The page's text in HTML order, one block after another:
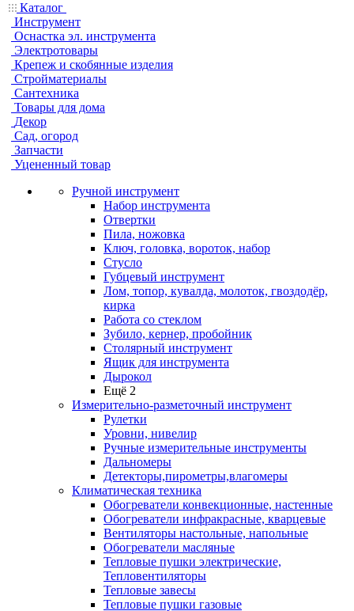
Каталог
Инструмент
Оснастка эл. инструмента
Электротовары
Крепеж и скобянные изделия
Стройматериалы
Сантехника
Товары для дома
Декор
Сад, огород
Запчасти
Уцененный товар
Ручной инструмент
Набор инструмента
Отвертки
Пила, ножовка
Ключ, головка, вороток, набор
Стусло
Губцевый инструмент
Лом, топор, кувалда, молоток, гвоздодёр,
кирка
Работа со стеклом
Зубило, кернер, пробойник
Столярный инструмент
Ящик для инструмента
Дырокол
Ещё 2
Измерительно-разметочный инструмент
Рулетки
Уровни, нивелир
Ручные измерительные инструменты
Дальномеры
Детекторы,пирометры,влагомеры
Климатическая техника
Обогреватели конвекционные, настенные
Обогреватели инфракрасные, кварцевые
Вентиляторы настольные, напольные
Обогреватели масляные
Тепловые пушки электрические,
Тепловентиляторы
Тепловые завесы
Тепловые пушки газовые